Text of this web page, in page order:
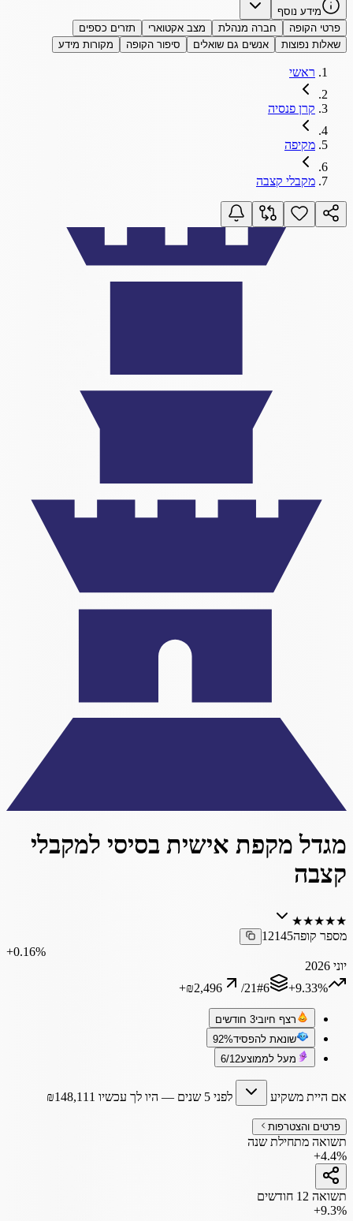
מידע נוסף
פרטי הקופה
חברה מנהלת מצב אקטוארי
תזרים כספים
שאלות נפוצות
אנשים גם שואלים סיפור הקופה מקורות מידע
ראשי
קרן פנסיה
מקיפה
מקבלי קצבה
מגדל מקפת אישית בסיסי למקבלי
קצבה
★
★
★
★
★
מספר קופה12145
‎+0.16%
יוני 2026
‎+9.33%
#6
/21
+₪2,496
רצף חיובי3 חודשים
שונאת להפסיד92%
מעל לממוצע6/12
אם היית משקיע לפני 5 שנים — היו לך עכשיו ₪148,111
פרטים והצטרפות
תשואה מתחילת שנה
+4.4%
תשואה 12 חודשים
+9.3%